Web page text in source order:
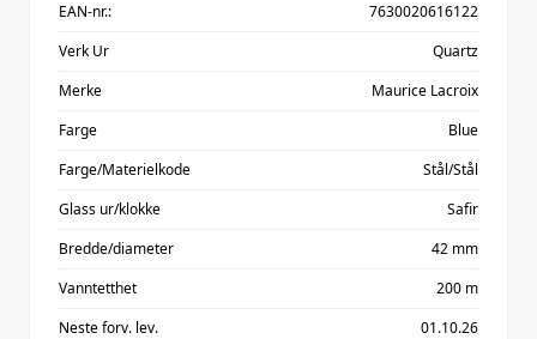
EAN-nr.:
7630020616122
Verk Ur
Quartz
Merke
Maurice Lacroix
Farge
Blue
Farge/Materielkode
Stål/Stål
Glass ur/klokke
Safir
Bredde/diameter
42 mm
Vanntetthet
200 m
Neste forv. lev.
01.10.26